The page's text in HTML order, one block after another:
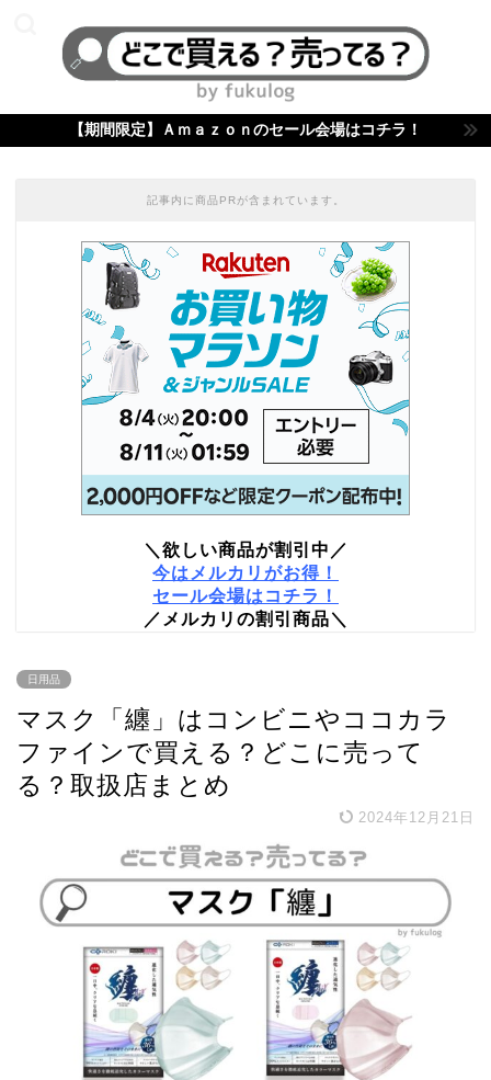
【期間限定】Ａｍａｚｏｎのセール会場はコチラ！
記事内に商品PRが含まれています。
＼欲しい商品が割引中／
今はメルカリがお得！
セール会場はコチラ！
／メルカリの割引商品＼
日用品
マスク「纏」はコンビニやココカラ
ファインで買える？どこに売って
る？取扱店まとめ
2024年12月21日